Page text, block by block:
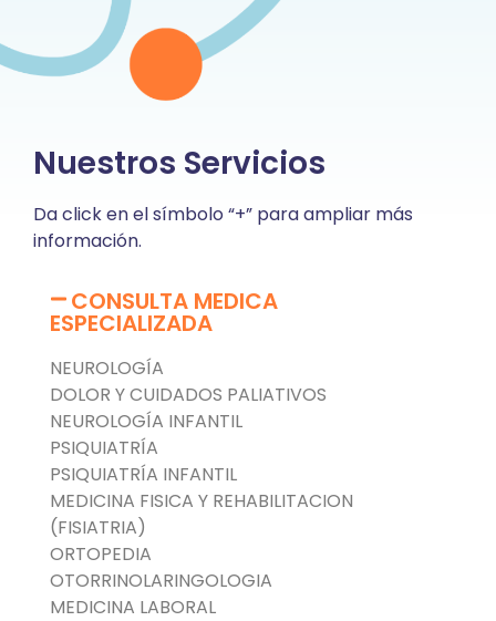
Nuestros Servicios
Da click en el símbolo “+” para ampliar más
información.
CONSULTA MEDICA
ESPECIALIZADA
NEUROLOGÍA
DOLOR Y CUIDADOS PALIATIVOS
NEUROLOGÍA INFANTIL
PSIQUIATRÍA
PSIQUIATRÍA INFANTIL
MEDICINA FISICA Y REHABILITACION
(FISIATRIA)
ORTOPEDIA
OTORRINOLARINGOLOGIA
MEDICINA LABORAL